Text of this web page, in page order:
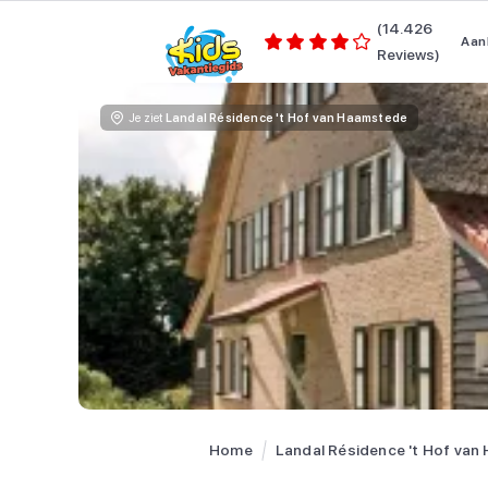
(14.426
Reviews)
Je ziet Landal Résidence 't Hof van Haamstede
Home Landal Résidence 't Hof van